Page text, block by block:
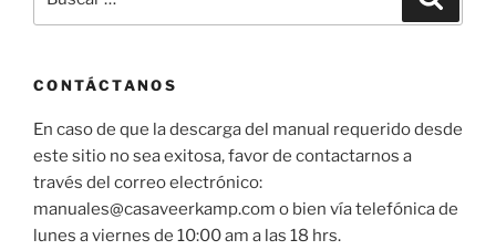
por:
CONTÁCTANOS
En caso de que la descarga del manual requerido desde
este sitio no sea exitosa, favor de contactarnos a
través del correo electrónico:
manuales@casaveerkamp.com o bien vía telefónica de
lunes a viernes de 10:00 am a las 18 hrs.